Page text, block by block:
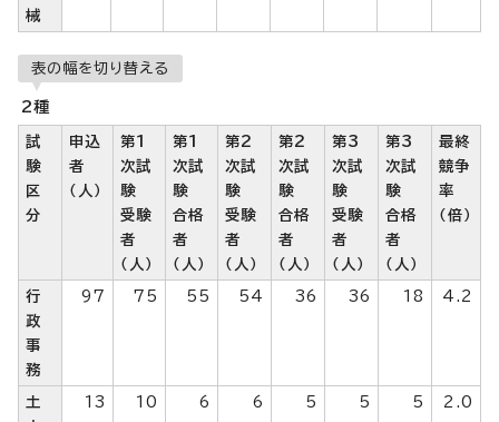
械
表の幅を切り替える
2種
試
験
区
分
申込
者
（人）
第1
次試
験
受験
者
（人）
第1
次試
験
合格
者
（人）
第2
次試
験
受験
者
（人）
第2
次試
験
合格
者
（人）
第3
次試
験
受験
者
（人）
第3
次試
験
合格
者
（人）
最終
競争
率
（倍）
行
政
事
務
97 75 55 54 36 36 18 4.2
土
13 10 6 6 5 5 5 2.0